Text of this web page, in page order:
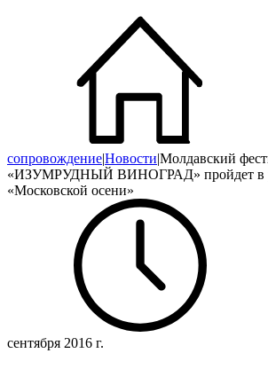
сопровождение|Новости|Молдавский
«ИЗУМРУДНЫЙ ВИНОГРАД» пройдет в
«Московской осени»
сентября 2016 г.